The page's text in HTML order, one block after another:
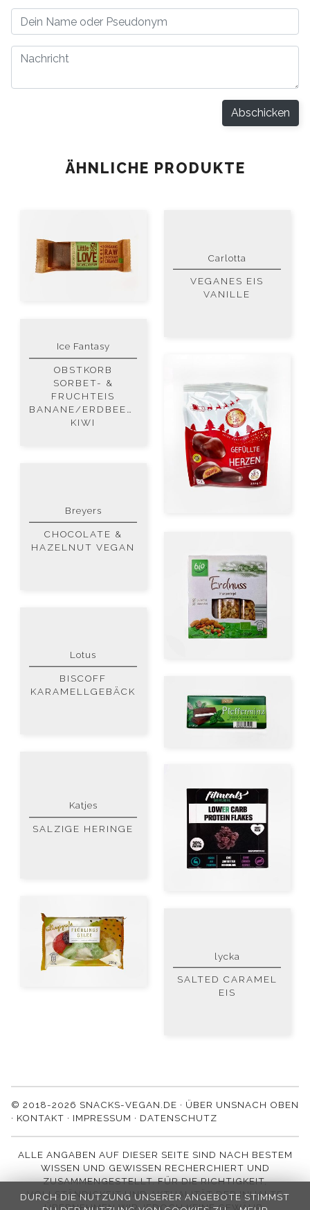
DURCH DIE NUTZUNG UNSERER ANGEBOTE STIMMST
Abschicken
ÄHNLICHE PRODUKTE
Carlotta
VEGANES EIS
VANILLE
Ice Fantasy
OBSTKORB
SORBET- &
FRUCHTEIS
BANANE/ERDBEER-
KIWI
Breyers
CHOCOLATE &
HAZELNUT VEGAN
Lotus
BISCOFF
KARAMELLGEBÄCK
Katjes
SALZIGE HERINGE
lycka
SALTED CARAMEL
EIS
NACH OBEN
© 2018-2026 SNACKS-VEGAN.DE · ÜBER UNS
· KONTAKT · IMPRESSUM · DATENSCHUTZ
ALLE ANGABEN AUF DIESER SEITE SIND NACH BESTEM
WISSEN UND GEWISSEN RECHERCHIERT UND
ZUSAMMENGESTELLT. FÜR DIE RICHTIGKEIT,
VOLLSTÄNDIGKEIT UND AKTUALITÄT DER INHALTE
ÜBERNEHMEN WIR JEDOCH KEINE GEWÄHR.